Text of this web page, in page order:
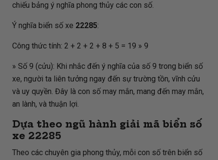
chiếu bảng ý nghĩa phong thủy các con số.
Ý nghĩa biển số xe 22285:
Công thức tính: 2 + 2 + 2 + 8 + 5 = 19 » 9
» Số 9 (cửu): Khi nhắc đến ý nghĩa của số 9 trong biển số
xe, người ta liên tưởng ngay đến sự trường tồn, vĩnh cửu
và uy quyền. Đây là con số may mắn, mang đến may mắn,
an lành, và thuận lợi.
Dựa theo ngũ hành giải mã biển số
xe 22285
Theo các chuyên gia phong thủy, mỗi con số trên biển số